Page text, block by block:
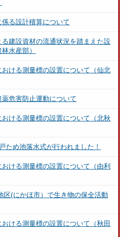
る設計積算について
建設資材の流通状況を踏まえた設
水産部）
ける測量標の設置について（仙北
危害防止運動について
ける測量標の設置について（北秋
め池落水式が行われました！
ける測量標の設置について（由利
(にかほ市）で生き物の保全活動
ける測量標の設置について（秋田